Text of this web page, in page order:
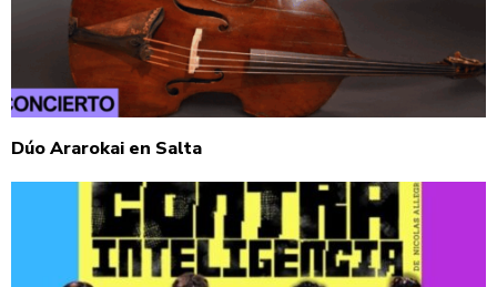
Dúo Ararokai en Salta